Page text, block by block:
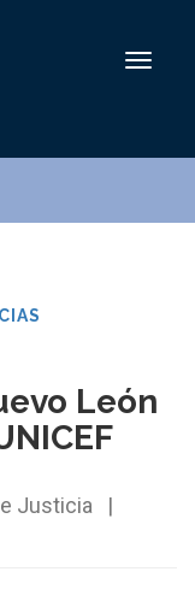
Toggle
León
Justicia |